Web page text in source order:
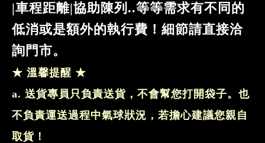
|車程距離|協助陳列..等等需求有不同的
低消或是額外的執行費！細節請直接洽
詢門市。
★ 溫馨提醒 ★
a. 送貨專員只負責送貨，不會幫您打開袋子。也
不負責運送過程中氣球狀況，若擔心建議您親自
取貨！